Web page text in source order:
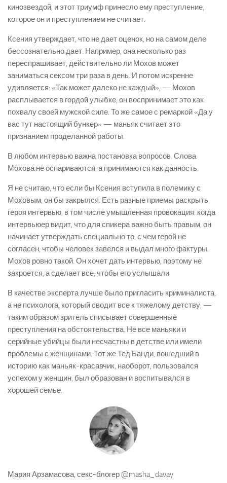
кинозвездой, и этот триумф принесло ему преступление,
которое он и преступлением не считает.
Ксения утверждает, что не дает оценок, но на самом деле
бессознательно дает. Например, она несколько раз
переспрашивает, действительно ли Мохов может
заниматься сексом три раза в день. И потом искренне
удивляется: «Так может далеко не каждый», — Мохов
расплывается в гордой улыбке, он воспринимает это как
похвалу своей мужской силе. То же самое с ремаркой «Да у
вас тут настоящий бункер» — маньяк считает это
признанием проделанной работы.
В любом интервью важна постановка вопросов. Слова
Мохова не оспариваются, а принимаются как данность.
Я не считаю, что если бы Ксения вступила в полемику с
Моховым, он бы закрылся. Есть разные приемы раскрыть
героя интервью, в том числе умышленная провокация: когда
интервьюер видит, что для спикера важно быть правым, он
начинает утверждать специально то, с чем герой не
согласен, чтобы человек завелся и выдал много фактуры.
Мохов ровно такой. Он хочет дать интервью, поэтому не
закроется, а сделает все, чтобы его услышали.
В качестве эксперта лучше было пригласить криминалиста,
а не психолога, который сводит все к тяжелому детству, —
таким образом зритель списывает совершенные
преступления на обстоятельства. Не все маньяки и
серийные убийцы были несчастны в детстве или имели
проблемы с женщинами. Тот же Тед Банди, вошедший в
историю как маньяк-красавчик, наоборот, пользовался
успехом у женщин, был образован и воспитывался в
хорошей семье.
Мария Арзамасова, секс-блогер @masha_davay